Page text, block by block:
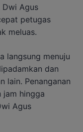
Dwi Agus
petugas
meluas.
langsung menuju
dan
lain. Penanganan
jam hingga
Agus